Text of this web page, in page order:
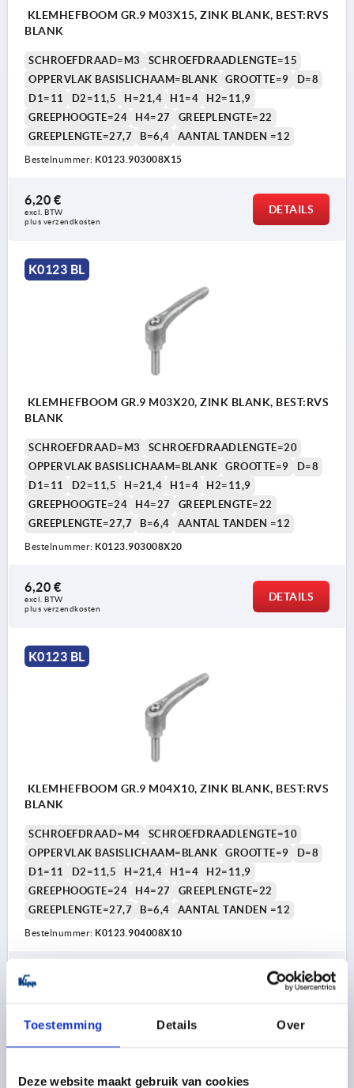
Toestemming Details Over
Deze website maakt gebruik van cookies
KLEMHEFBOOM GR.9 M03X15, ZINK BLANK, BEST:RVS
BLANK
SCHROEFDRAAD=M3
SCHROEFDRAADLENGTE=15
OPPERVLAK BASISLICHAAM=BLANK
GROOTTE=9
D=8
D1=11
D2=11,5 H=21,4 H1=4
H2=11,9
GREEPHOOGTE=24
H4=27
GREEPLENGTE=22
GREEPLENGTE=27,7
B=6,4 AANTAL TANDEN =12
Bestelnummer: K0123.903008X15
6,20 €
excl. BTW
plus verzendkosten
DETAILS
K0123 BL
KLEMHEFBOOM GR.9 M03X20, ZINK BLANK, BEST:RVS
BLANK
SCHROEFDRAAD=M3
SCHROEFDRAADLENGTE=20
OPPERVLAK BASISLICHAAM=BLANK
GROOTTE=9
D=8
D1=11
D2=11,5 H=21,4 H1=4
H2=11,9
GREEPHOOGTE=24
H4=27
GREEPLENGTE=22
GREEPLENGTE=27,7
B=6,4 AANTAL TANDEN =12
Bestelnummer: K0123.903008X20
6,20 €
excl. BTW
plus verzendkosten
DETAILS
K0123 BL
KLEMHEFBOOM GR.9 M04X10, ZINK BLANK, BEST:RVS
BLANK
SCHROEFDRAAD=M4
SCHROEFDRAADLENGTE=10
OPPERVLAK BASISLICHAAM=BLANK
GROOTTE=9
D=8
D1=11
D2=11,5 H=21,4 H1=4
H2=11,9
GREEPHOOGTE=24
H4=27
GREEPLENGTE=22
GREEPLENGTE=27,7
B=6,4 AANTAL TANDEN =12
Bestelnummer: K0123.904008X10
6,20 €
excl. BTW
DETAILS
K0123 BL